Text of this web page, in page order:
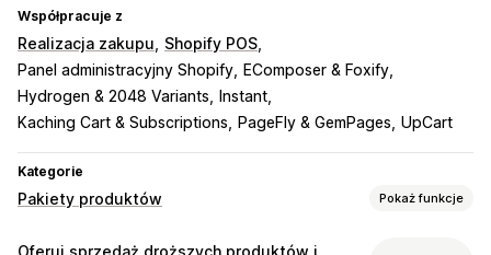
Współpracuje z
Realizacja zakupu
Shopify POS
Panel administracyjny Shopify
EComposer & Foxify
Hydrogen & 2048 Variants
Instant
Kaching Cart & Subscriptions
PageFly & GemPages UpCart
Kategorie
Pakiety produktów Pokaż funkcje
Typy pakietów